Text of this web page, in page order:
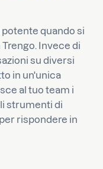
quando si
Invece di
su diversi
in un'unica
al tuo team i
strumenti di
rispondere in